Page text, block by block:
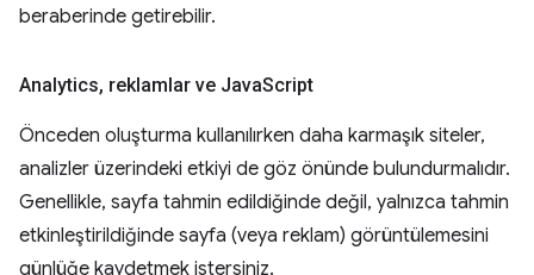
beraberinde getirebilir.
Analytics, reklamlar ve JavaScript
Önceden oluşturma kullanılırken daha karmaşık siteler,
analizler üzerindeki etkiyi de göz önünde bulundurmalıdır.
Genellikle, sayfa tahmin edildiğinde değil, yalnızca tahmin
etkinleştirildiğinde sayfa (veya reklam) görüntülemesini
günlüğe kaydetmek istersiniz.